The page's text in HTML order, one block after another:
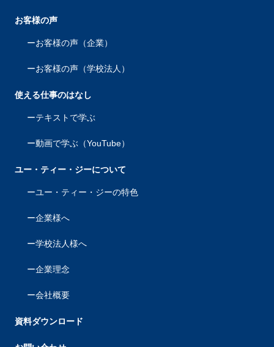
お客様の声
お客様の声（企業）
お客様の声（学校法人）
使える仕事のはなし
テキストで学ぶ
動画で学ぶ（YouTube）
ユー・ティー・ジーについて
ユー・ティー・ジーの特色
企業様へ
学校法人様へ
企業理念
会社概要
資料ダウンロード